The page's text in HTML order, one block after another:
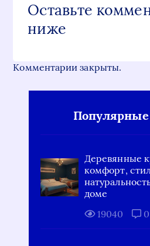
Оставьте
ниже
Комментарии закрыты.
Популярные
Деревянные
комфорт,
доме
19040
0